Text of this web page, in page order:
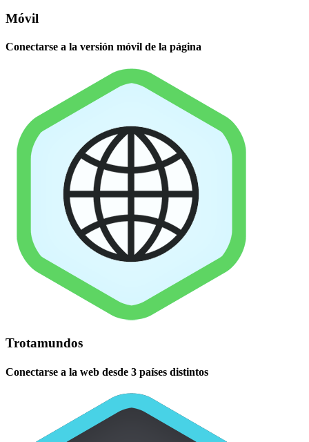
Móvil
Conectarse a la versión móvil de la página
Trotamundos
Conectarse a la web desde 3 países distintos